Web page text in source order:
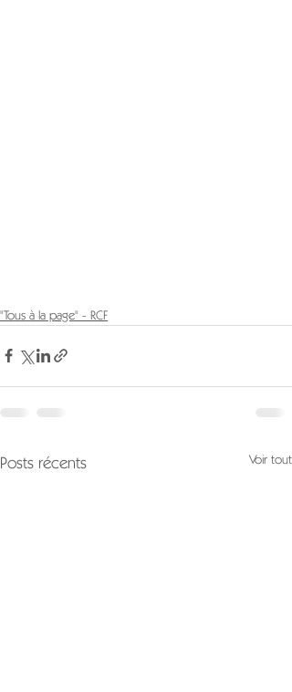
"Tous à la page" - RCF
Posts récents Voir tout